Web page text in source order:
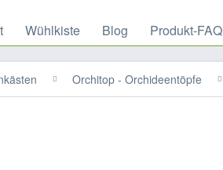
Wühlkiste Blog Produkt-FAQ
Orchitop - Orchideentöpfe